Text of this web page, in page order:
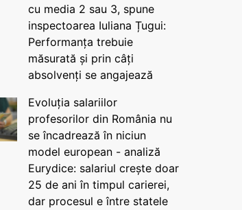
cu media 2 sau 3, spune
inspectoarea Iuliana Țugui:
Performanța trebuie
măsurată și prin câți
absolvenți se angajează
Evoluția salariilor
profesorilor din România nu
se încadrează în niciun
model european - analiză
Eurydice: salariul crește doar
25 de ani în timpul carierei,
dar procesul e între statele